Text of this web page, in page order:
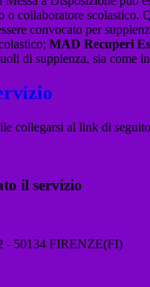
o collaboratore
convocato per
MAD Recuperi
di supplenza, sia come
collegarsi al link di
il servizio
50134 FIRENZE(FI)